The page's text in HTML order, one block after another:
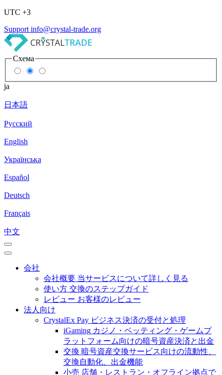
UTC +3
Support info@crystal-trade.org
Схема
ja
日本語
Русский
English
Українська
Español
Deutsch
Français
中文
会社
会社概要 当サービスについて詳しく見る
使い方 交換のステップガイド
レビュー お客様のレビュー
法人向け
CrystalEx Pay ビジネス決済の受付と処理
iGaming カジノ・ベッティング・ゲームプ
ラットフォーム向けの暗号資産決済と出金
交換 暗号資産交換サービス向けの流動性、
交換自動化、出金機能
小売 店舗・レストラン・オフライン拠点で